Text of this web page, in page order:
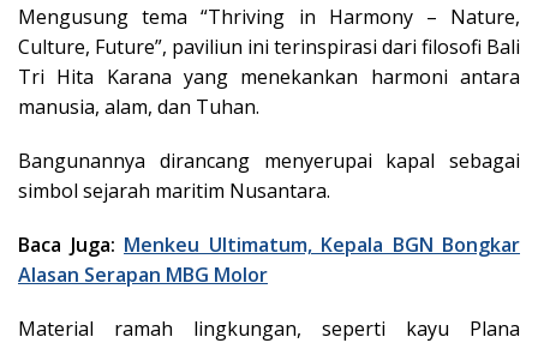
Mengusung tema “Thriving in Harmony – Nature,
Culture, Future”, paviliun ini terinspirasi dari filosofi Bali
Tri Hita Karana yang menekankan harmoni antara
manusia, alam, dan Tuhan.
Bangunannya dirancang menyerupai kapal sebagai
simbol sejarah maritim Nusantara.
Baca Juga: Menkeu Ultimatum, Kepala BGN Bongkar
Alasan Serapan MBG Molor
Material ramah lingkungan, seperti kayu Plana